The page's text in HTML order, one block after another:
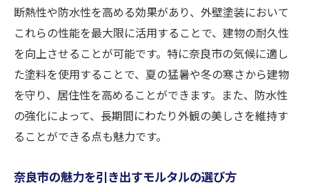
断熱性や防水性を高める効果があり、外壁塗装において
これらの性能を最大限に活用することで、建物の耐久性
を向上させることが可能です。特に奈良市の気候に適し
た塗料を使用することで、夏の猛暑や冬の寒さから建物
を守り、居住性を高めることができます。また、防水性
の強化によって、長期間にわたり外観の美しさを維持す
ることができる点も魅力です。
奈良市の魅力を引き出すモルタルの選び方